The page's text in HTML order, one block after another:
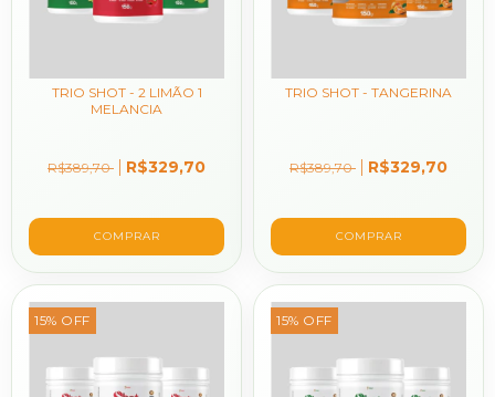
TRIO SHOT - 2 LIMÃO 1
MELANCIA
R$389,70 R$329,70
TRIO SHOT - TANGERINA
R$389,70 R$329,70
15% OFF 15% OFF